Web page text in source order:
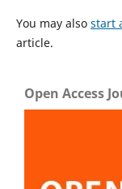
You may also start
article.
Open Access